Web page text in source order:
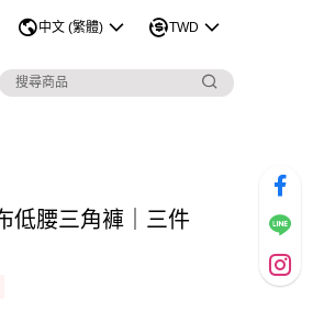
中文 (繁體) TWD
低腰三角褲｜三件